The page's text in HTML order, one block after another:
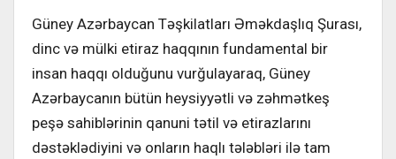
Güney Azərbaycan Təşkilatları Əməkdaşlıq Şurası,
dinc və mülki etiraz haqqının fundamental bir
insan haqqı olduğunu vurğulayaraq, Güney
Azərbaycanın bütün heysiyyətli və zəhmətkeş
peşə sahiblərinin qanuni tətil və etirazlarını
dəstəklədiyini və onların haqlı tələbləri ilə tam